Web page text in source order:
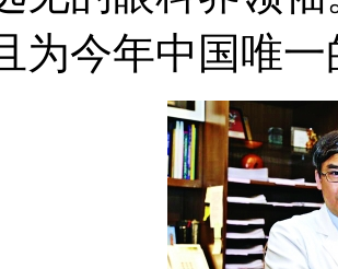
为今年中国唯